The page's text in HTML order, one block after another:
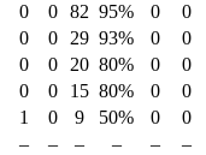
0 0 82 95% 0
0
0 0 29 93% 0
0
0 0 20 80% 0
0
0 0 15 80% 0
0
1 0 9 50% 0
0
– – – – –
–